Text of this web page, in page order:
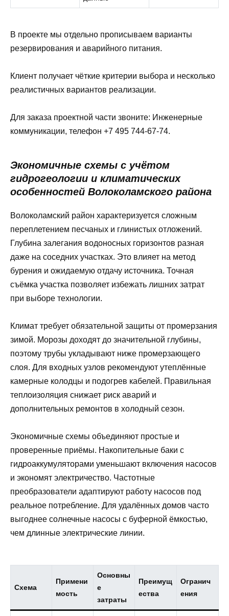
В проекте мы отдельно прописываем варианты
резервирования и аварийного питания.
Клиент получает чёткие критерии выбора и несколько
реалистичных вариантов реализации.
Для заказа проектной части звоните: Инженерные
коммуникации, телефон +7 495 744-67-74.
Экономичные схемы с учётом
гидрогеологии и климатических
особенностей Волоколамского района
Волоколамский район характеризуется сложным
переплетением песчаных и глинистых отложений.
Глубина залегания водоносных горизонтов разная
даже на соседних участках. Это влияет на метод
бурения и ожидаемую отдачу источника. Точная
съёмка участка позволяет избежать лишних затрат
при выборе технологии.
Климат требует обязательной защиты от промерзания
зимой. Морозы доходят до значительной глубины,
поэтому трубы укладывают ниже промерзающего
слоя. Для входных узлов рекомендуют утеплённые
камерные колодцы и подогрев кабелей. Правильная
теплоизоляция снижает риск аварий и
дополнительных ремонтов в холодный сезон.
Экономичные схемы объединяют простые и
проверенные приёмы. Накопительные баки с
гидроаккумуляторами уменьшают включения насосов
и экономят электричество. Частотные
преобразователи адаптируют работу насосов под
реальное потребление. Для удалённых домов часто
выгоднее солнечные насосы с буферной ёмкостью,
чем длинные электрические линии.
Схема
Примени
мость
Основны
е
затраты
Преимущ
ества
Огранич
ения